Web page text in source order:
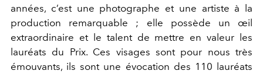
années, c’est une photographe et une artiste à la
production remarquable ; elle possède un œil
extraordinaire et le talent de mettre en valeur les
lauréats du Prix. Ces visages sont pour nous très
émouvants, ils sont une évocation des 110 lauréats